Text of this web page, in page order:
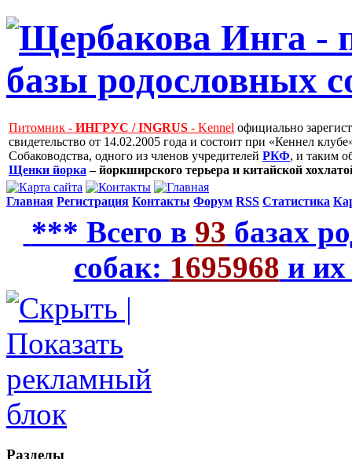
Питомник - ИНГРУС / INGRUS - Kennel официально
свидетельство от 14.02.2005 года и состоит при «Кеннел
Собаководства, одного из членов учредителей РКФ, и таким
Щенки йорка – йоркширского терьера и китайской
Главная Регистрация Контакты Форум RSS Статистика
*** Всего в 93 базах
собак: 1695968 и
Рaзделы